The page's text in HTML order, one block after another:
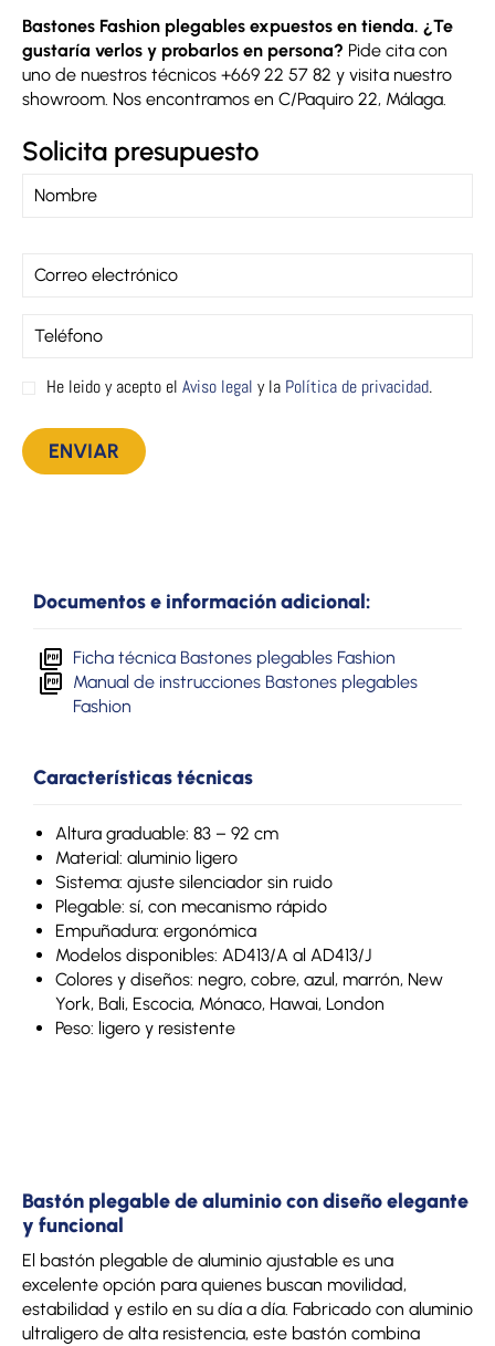
Bastones Fashion plegables expuestos en tienda. ¿Te
gustaría verlos y probarlos en persona? Pide cita con
uno de nuestros técnicos +669 22 57 82 y visita nuestro
showroom. Nos encontramos en C/Paquiro 22, Málaga.
Solicita presupuesto
He leido y acepto el Aviso legal y la Política de privacidad.
Documentos e información adicional:
Ficha técnica Bastones plegables Fashion
Manual de instrucciones Bastones plegables
Fashion
Características técnicas
Altura graduable: 83 – 92 cm
Material: aluminio ligero
Sistema: ajuste silenciador sin ruido
Plegable: sí, con mecanismo rápido
Empuñadura: ergonómica
Modelos disponibles: AD413/A al AD413/J
Colores y diseños: negro, cobre, azul, marrón, New
York, Bali, Escocia, Mónaco, Hawai, London
Peso: ligero y resistente
Bastón plegable de aluminio con diseño elegante
y funcional
El bastón plegable de aluminio ajustable es una
excelente opción para quienes buscan movilidad,
estabilidad y estilo en su día a día. Fabricado con aluminio
ultraligero de alta resistencia, este bastón combina